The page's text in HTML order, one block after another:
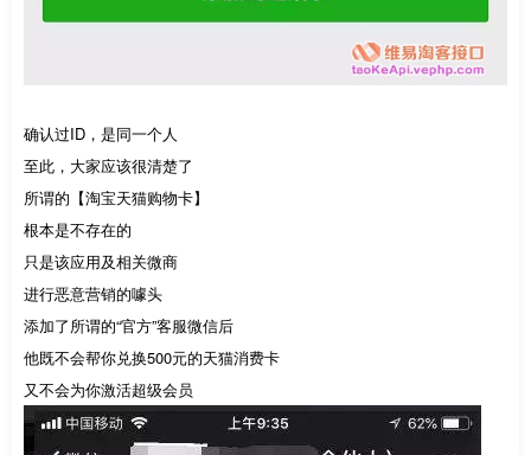
确认过ID，是同一个人
至此，大家应该很清楚了
所谓的【淘宝天猫购物卡】
根本是不存在的
只是该应用及相关微商
进行恶意营销的噱头
添加了所谓的“官方”客服微信后
他既不会帮你兑换500元的天猫消费卡
又不会为你激活超级会员